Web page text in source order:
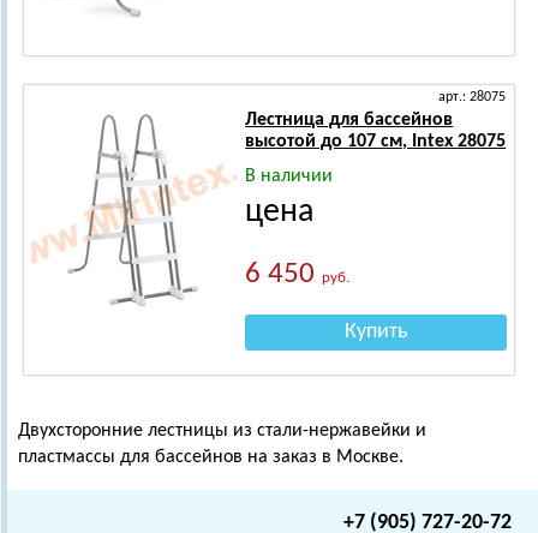
арт.: 28075
Лестница для бассейнов
высотой до 107 см, Intex 28075
В наличии
цена
6 450руб.
Купить
Двухсторонние лестницы из стали-нержавейки и
пластмассы для бассейнов на заказ в Москве.
+7 (905) 727-20-72